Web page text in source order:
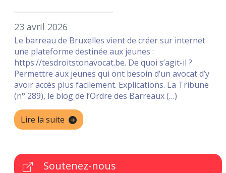
23 avril 2026
Le barreau de Bruxelles vient de créer sur internet
une plateforme destinée aux jeunes :
https://tesdroitstonavocat.be. De quoi s’agit-il ?
Permettre aux jeunes qui ont besoin d’un avocat d’y
avoir accès plus facilement. Explications. La Tribune
(n° 289), le blog de l’Ordre des Barreaux (…)
Lire la suite
Soutenez-nous